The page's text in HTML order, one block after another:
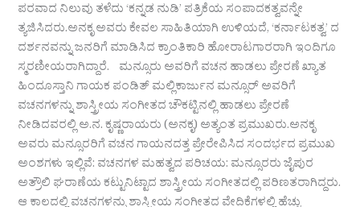
ಪರವಾದ ನಿಲುವು ತಳೆದು ‘ಕನ್ನಡ ನುಡಿ’ ಪತ್ರಿಕೆಯ ಸಂಪಾದಕತ್ವವನ್ನೇ
ತ್ಯಜಿಸಿದರು.ಅನಕೃ ಅವರು ಕೇವಲ ಸಾಹಿತಿಯಾಗಿ ಉಳಿಯದೆ, ‘ಕರ್ನಾಟಕತ್ವ’ ದ
ದರ್ಶನವನ್ನು ಜನರಿಗೆ ಮಾಡಿಸಿದ ಕ್ರಾಂತಿಕಾರಿ ಹೋರಾಟಗಾರರಾಗಿ ಇಂದಿಗೂ
ಸ್ಮರಣೀಯರಾಗಿದ್ದಾರೆ. ಮನ್ಸೂರು ಅವರಿಗೆ ವಚನ ಹಾಡಲು ಪ್ರೇರಣೆ ಖ್ಯಾತ
ಹಿಂದೂಸ್ತಾನಿ ಗಾಯಕ ಪಂಡಿತ್ ಮಲ್ಲಿಕಾರ್ಜುನ ಮನ್ಸೂರ್ ಅವರಿಗೆ
ವಚನಗಳನ್ನು ಶಾಸ್ತ್ರೀಯ ಸಂಗೀತದ ಚೌಕಟ್ಟಿನಲ್ಲಿ ಹಾಡಲು ಪ್ರೇರಣೆ
ನೀಡಿದವರಲ್ಲಿ ಅ.ನ. ಕೃಷ್ಣರಾಯರು (ಅನಕೃ) ಅತ್ಯಂತ ಪ್ರಮುಖರು.ಅನಕೃ
ಅವರು ಮನ್ಸೂರರಿಗೆ ವಚನ ಗಾಯನದತ್ತ ಪ್ರೇರೇಪಿಸಿದ ಸಂದರ್ಭದ ಪ್ರಮುಖ
ಅಂಶಗಳು ಇಲ್ಲಿವೆ: ವಚನಗಳ ಮಹತ್ವದ ಪರಿಚಯ: ಮನ್ಸೂರರು ಜೈಪುರ
ಅತ್ರೌಲಿ ಘರಾಣೆಯ ಕಟ್ಟುನಿಟ್ಟಾದ ಶಾಸ್ತ್ರೀಯ ಸಂಗೀತದಲ್ಲಿ ಪರಿಣತರಾಗಿದ್ದರು.